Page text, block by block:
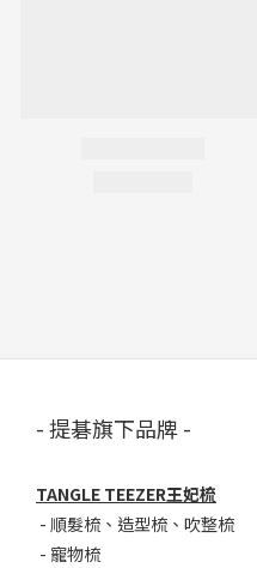
- 提碁旗下品牌 -
TANGLE TEEZER王妃梳
- 順髮梳 、 造型梳 、 吹整梳
- 寵物梳